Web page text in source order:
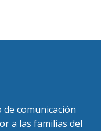
de comunicación
a las familias del